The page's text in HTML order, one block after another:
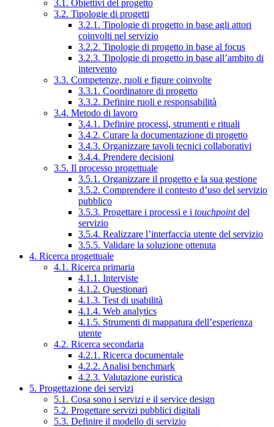
3.1. Obiettivi del progetto
3.2. Tipologie di progetti
3.2.1. Tipologie di progetto in base agli attori
coinvolti nel servizio
3.2.2. Tipologie di progetto in base al focus
3.2.3. Tipologie di progetto in base all’ambito di
intervento
3.3. Competenze, ruoli e figure coinvolte
3.3.1. Coordinatore di progetto
3.3.2. Definire ruoli e responsabilità
3.4. Metodo di lavoro
3.4.1. Definire processi, strumenti e rituali
3.4.2. Curare la documentazione di progetto
3.4.3. Organizzare tavoli tecnici collaborativi
3.4.4. Prendere decisioni
3.5. Il processo progettuale
3.5.1. Organizzare il progetto e la sua gestione
3.5.2. Comprendere il contesto d’uso del servizio
pubblico
3.5.3. Progettare i processi e i touchpointdel
servizio
3.5.4. Realizzare l’interfaccia utente del servizio
3.5.5. Validare la soluzione ottenuta
4. Ricerca progettuale
4.1. Ricerca primaria
4.1.1. Interviste
4.1.2. Questionari
4.1.3. Test di usabilità
4.1.4. Web analytics
4.1.5. Strumenti di mappatura dell’esperienza
utente
4.2. Ricerca secondaria
4.2.1. Ricerca documentale
4.2.2. Analisi benchmark
4.2.3. Valutazione euristica
5. Progettazione dei servizi
5.1. Cosa sono i servizi e il service design
5.2. Progettare servizi pubblici digitali
5.3. Definire il modello di servizio